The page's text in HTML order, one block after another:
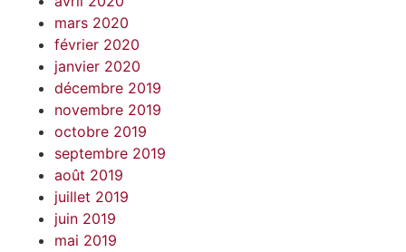
mars 2020
février 2020
janvier 2020
décembre 2019
novembre 2019
octobre 2019
septembre 2019
août 2019
juillet 2019
juin 2019
mai 2019